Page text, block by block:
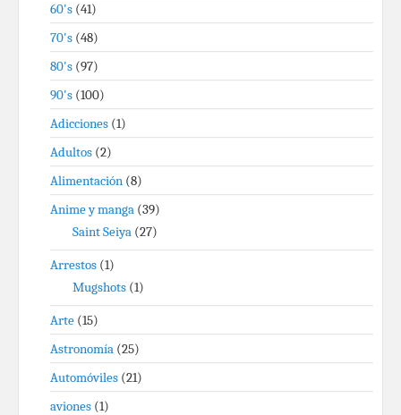
60's (41)
70's (48)
80's (97)
90's (100)
Adicciones (1)
Adultos (2)
Alimentación (8)
Anime y manga (39)
Saint Seiya (27)
Arrestos (1)
Mugshots (1)
Arte (15)
Astronomía (25)
Automóviles (21)
aviones (1)